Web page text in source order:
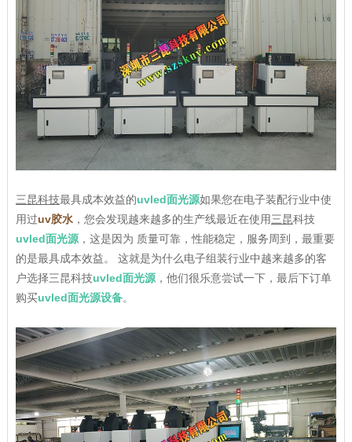
三昆科技最具成本效益的uvled面光源如果您在电子装配行业中使
用过uv胶水，您会发现越来越多的生产线最近在使用三昆科技
uvled面光源，这是因为 质量可靠，性能稳定，服务周到，最重要
的是最具成本效益。 这就是为什么电子组装行业中越来越多的客
户选择三昆科技uvled面光源，他们很乐意尝试一下，最后下订单
购买uvled面光源设备。